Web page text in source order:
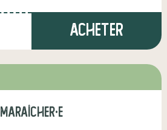
Acheter
maraîcher·e